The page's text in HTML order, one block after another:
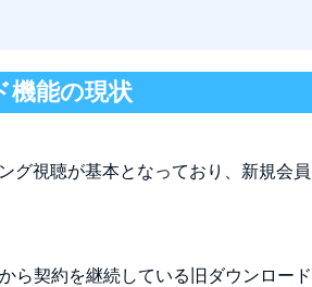
ード機能を利用できますか？
た場合は何を確認しますか？
ますか？
ですか？
機能の現状
グ視聴が基本となっており、新規会
ら契約を継続している旧ダウンロー